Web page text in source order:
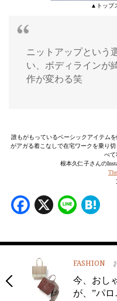
▲トップ
ニットアップという
い、ボディラインが
作が変わる笑
誰もがもっているベーシックアイテム
がアガる着こなしで在宅ワークを乗り
べて
根本久仁子さんの
Facebook
X Line
FASHION
今、おし
が、”パ